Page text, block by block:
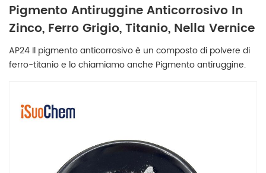
Pigmento Antiruggine Anticorrosivo In
Zinco, Ferro Grigio, Titanio, Nella Vernice
AP24 Il pigmento anticorrosivo è un composto di polvere di
ferro-titanio e lo chiamiamo anche Pigmento antiruggine.